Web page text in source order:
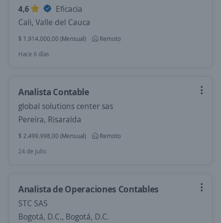
4,6
Eficacia
Cali, Valle del Cauca
$ 1.914.000,00 (Mensual)
Remoto
Hace 6 días
Analista Contable
global solutions center sas
Pereira, Risaralda
$ 2.499.998,00 (Mensual)
Remoto
24 de julio
Analista de Operaciones Contables
STC SAS
Bogotá, D.C., Bogotá, D.C.